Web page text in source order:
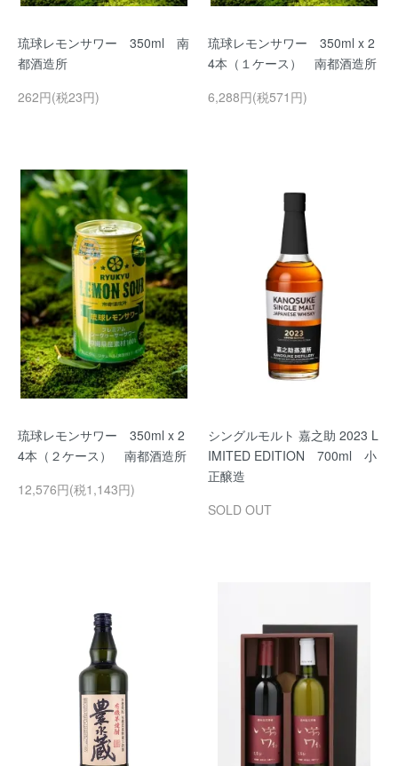
琉球レモンサワー 350ml 南
都酒造所
262円(税23円)
琉球レモンサワー 350ml x 2
4本（１ケース） 南都酒造所
6,288円(税571円)
琉球レモンサワー 350ml x 2
4本（２ケース） 南都酒造所
12,576円(税1,143円)
シングルモルト 嘉之助 2023 L
IMITED EDITION 700ml 小
正醸造
SOLD OUT